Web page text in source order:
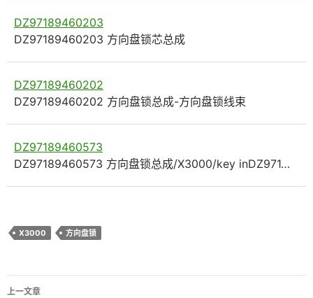
DZ97189460203
DZ97189460203 方向盘锁芯总成
DZ97189460202
DZ97189460202 方向盘锁总成-方向盘锁线束
DZ97189460573
DZ97189460573 方向盘锁总成/X3000/key inDZ971…
X3000 方向盘锁
文
上一文章